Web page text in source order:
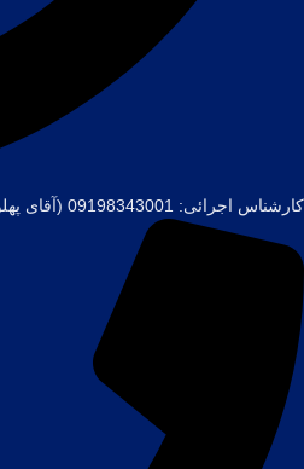
کارشناس اجرائی: 09198343001 (آقای پهلوان)